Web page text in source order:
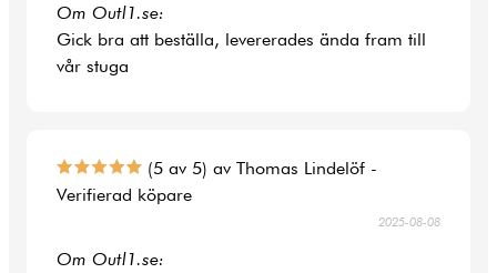
Om Outl1.se:
Gick bra att beställa, levererades ända fram till
vår stuga
(5 av 5) av Thomas Lindelöf -
Verifierad köpare
2025-08-08
Om Outl1.se: